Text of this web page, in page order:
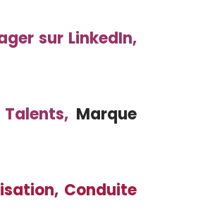
sur LinkedIn,
, Marque
Conduite